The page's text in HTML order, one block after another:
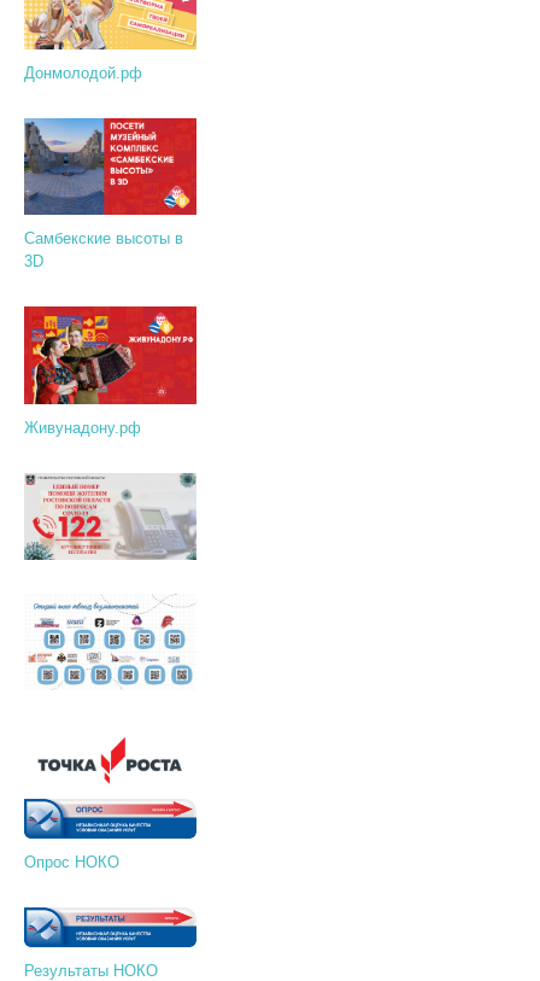
Донмолодой.рф
Самбекские высоты в
3D
Живунадону.рф
Опрос НОКО
Результаты НОКО